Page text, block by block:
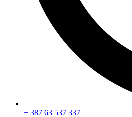
+ 387 63 537 337